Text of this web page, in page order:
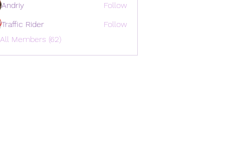
Andriy
Follow
Traffic Rider
Follow
Members (62)